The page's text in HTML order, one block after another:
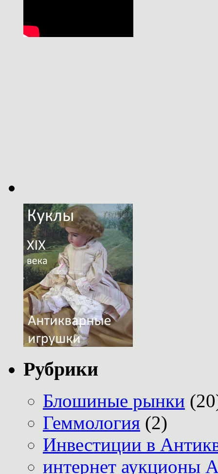
Рубрики
Блошиные рынки
Геммология (2)
Инвестиции в
интернет аукционы